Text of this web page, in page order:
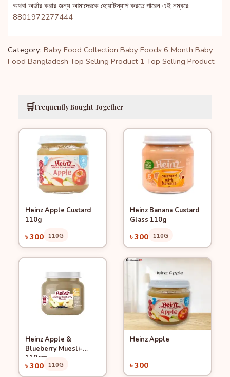
অথবা অর্ডার করার জন্য আমাদেরকে হোয়াটস্যাপ করতে পারেন এই নম্বরে:
8801972277444
Category: Baby Food Collection Baby Foods 6 Month Baby
Food Bangladesh Top Selling Product 1 Top Selling Product
🛒Frequently Bought Together
Quick View
Add to Cart
Heinz Apple Custard
110g
৳ 300 110G
Quick View
Add to Cart
Heinz Banana Custard
Glass 110g
৳ 300 110G
Quick View
Add to Cart
Heinz Apple &
Blueberry Muesli-
110gm
৳ 300 110G
Quick ViewAdd to Cart
Heinz Apple
৳ 300